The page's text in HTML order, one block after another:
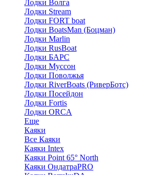
Лодки Волга
Лодки Stream
Лодки FORT boat
Лодки BoatsMan (Боцман)
Лодки Marlin
Лодки RusBoat
Лодки БАРС
Лодки Муссон
Лодки Поволжья
Лодки RiverBoats (РиверБотс)
Лодки Посейдон
Лодки Fortis
Лодки ORCA
Еще
Каяки
Все Каяки
Каяки Intex
Каяки Point 65° North
Каяки ОндатраPRO